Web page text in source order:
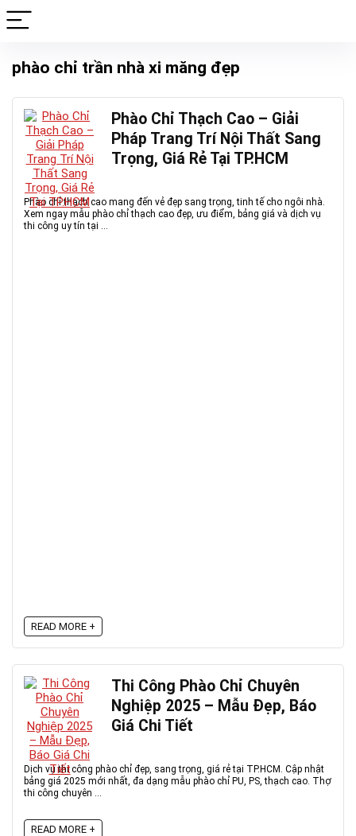
phào chỉ trần nhà xi măng đẹp
Phào Chỉ Thạch Cao – Giải
Pháp Trang Trí Nội Thất Sang
Trọng, Giá Rẻ Tại TP.HCM
Phào chỉ thạch cao mang đến vẻ đẹp sang trọng, tinh tế cho ngôi nhà.
Xem ngay mẫu phào chỉ thạch cao đẹp, ưu điểm, bảng giá và dịch vụ
thi công uy tín tại ...
READ MORE +
Thi Công Phào Chỉ Chuyên
Nghiệp 2025 – Mẫu Đẹp, Báo
Giá Chi Tiết
Dịch vụ thi công phào chỉ đẹp, sang trọng, giá rẻ tại TP.HCM. Cập nhật
bảng giá 2025 mới nhất, đa dạng mẫu phào chỉ PU, PS, thạch cao. Thợ
thi công chuyên ...
READ MORE +